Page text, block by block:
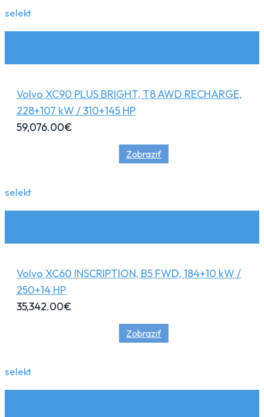
selekt
Volvo XC90 PLUS BRIGHT, T8 AWD RECHARGE,
228+107 kW / 310+145 HP
59,076.00€
Zobraziť
selekt
Volvo XC60 INSCRIPTION, B5 FWD, 184+10 kW /
250+14 HP
35,342.00€
Zobraziť
selekt